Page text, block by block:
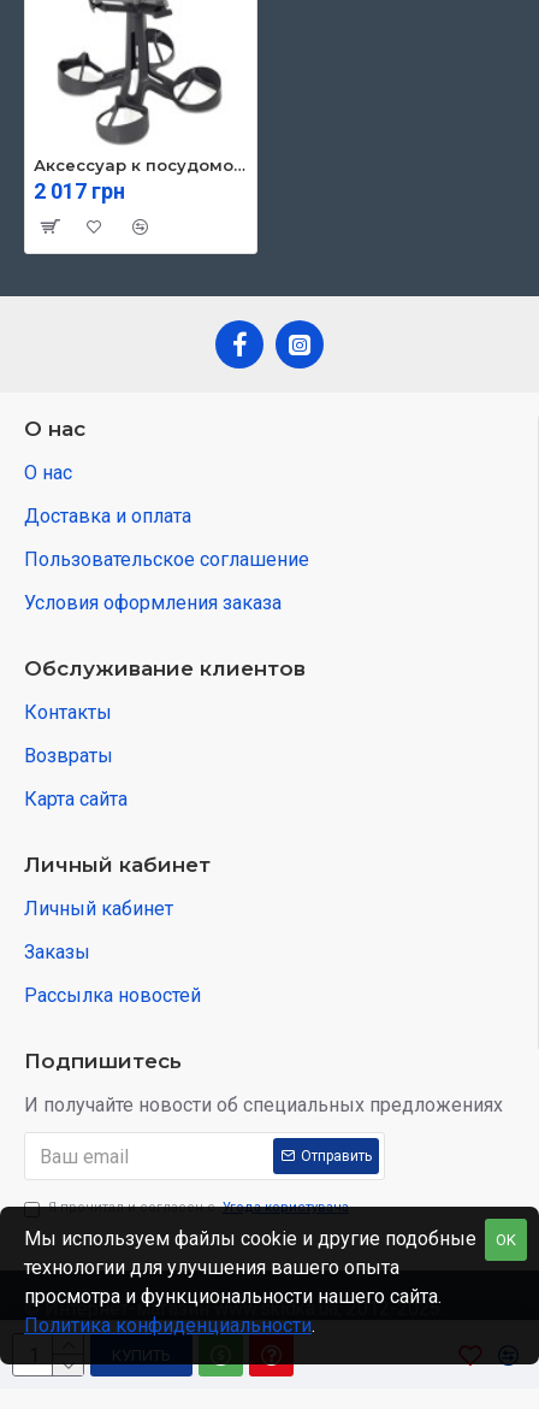
КУПИТЬ
Аксессуар к посудомойным машинам Bosch SMZ5300
2 017 грн
О нас
О нас
Доставка и оплата
Пользовательское соглашение
Условия оформления заказа
Обслуживание клиентов
Контакты
Возвраты
Карта сайта
Личный кабинет
Личный кабинет
Заказы
Рассылка новостей
Подпишитесь
И получайте новости об специальных предложениях
Отправить
Я прочитал и согласен с Угода користувача
© Интернет-магазин www.skidka.ua, 2012-2025.
OK
Мы используем файлы cookie и другие подобные
технологии для улучшения вашего опыта
просмотра и функциональности нашего сайта.
Политика конфиденциальности.